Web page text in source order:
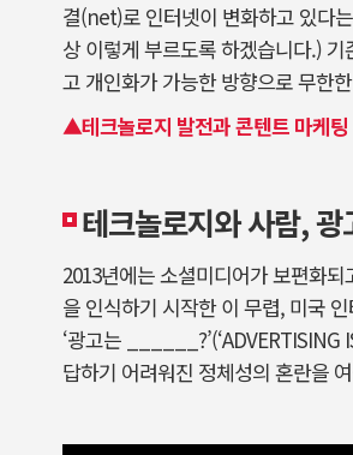
결(net)로 인터넷이 변화하고 있다
상 이렇게 부르도록 하겠습니다.)
고 개인화가 가능한 방향으로 무한
▲테크놀로지 발전과 콘텐트 마케
테크놀로지와 사람,
2013년에는 소셜미디어가 보편화
을 인식하기 시작한 이 무렵, 미국
‘광고는
답하기 어려워진 정체성의 혼란을